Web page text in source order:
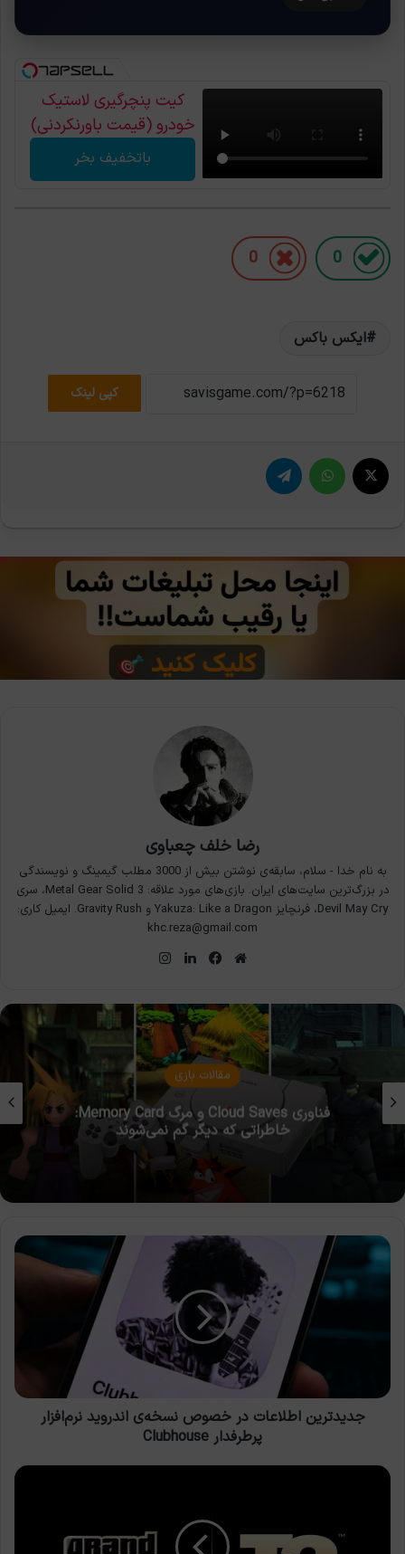
کیت پنچرگیری لاستیک
خودرو (قیمت باورنکردنی)
باتخفیف بخر
0
0
ایکس باکس
کپی لینک
رضا خلف چعباوی
به نام خدا - سلام، سابقه‌ی نوشتن بیش از 3000 مطلب گیمینگ و نویسندگی
در بزرگ‌ترین سایت‌های ایران. بازی‌های مورد علاقه: Metal Gear Solid 3، سری
Devil May Cry، فرنچایز Yakuza: Like a Dragon و Gravity Rush. ایمیل کاری:
khc.reza@gmail.com
وبسایت
فیس
لینکدین
مقالات بازی
چرا نینتندو سوییچ از کارتریج استفاده می‌کند (اما
پلی‌استیشن و ایکس‌باکس از دیسک استفاده
می‌کنند)؟
جدیدترین
اطلاعات
خصوص
Clubhouse
جدیدترین اطلاعات در خصوص نسخه‌ی اندروید نرم‌افزار
پرطرفدار Clubhouse
تاریخ